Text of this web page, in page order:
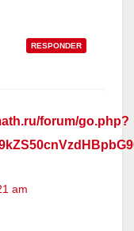
RESPONDER
forum/go.php?
am